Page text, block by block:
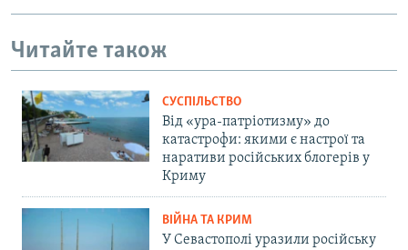
Читайте також
СУСПІЛЬСТВО
Від «ура-патріотизму» до
катастрофи: якими є настрої та
наративи російських блогерів у
Криму
ВІЙНА ТА КРИМ
У Севастополі уразили російську